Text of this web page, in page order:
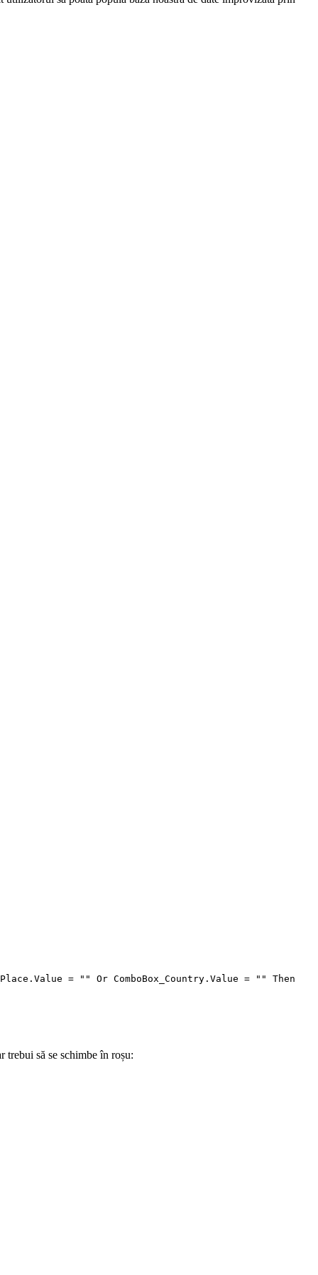
= "" Or ComboBox_Country.Value = "" Then
trebui să se schimbe în roșu: